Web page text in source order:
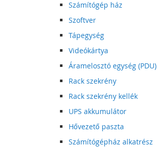
Számítógép ház
Szoftver
Tápegység
Videókártya
Áramelosztó egység (PDU)
Rack szekrény
Rack szekrény kellék
UPS akkumulátor
Hővezető paszta
Számítógépház alkatrész